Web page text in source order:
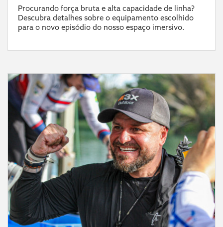
Procurando força bruta e alta capacidade de linha?
Descubra detalhes sobre o equipamento escolhido
para o novo episódio do nosso espaço imersivo.